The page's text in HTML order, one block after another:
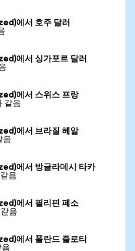
에서 호주 달러
에서 싱가포르 달러
에서 스위스 프랑
같음
에서 브라질 헤알
음
에서 방글라데시 타카
음
에서 필리핀 페소
음
에서 폴란드 즐로티
음